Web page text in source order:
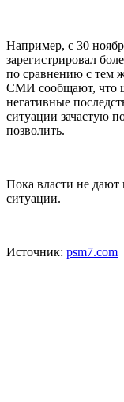
Например, с 30
зарегистрировал
по сравнению с тем
СМИ сообщают, что
негативные
ситуации зачастую
позволить.
Пока власти не
ситуации.
Источник: psm7.com